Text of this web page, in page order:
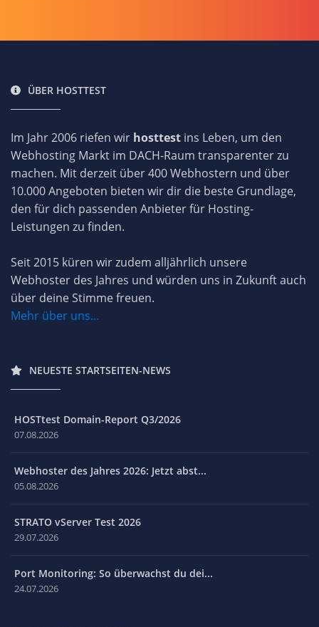
ÜBER HOSTTEST
Im Jahr 2006 riefen wir hosttest ins Leben, um den
Webhosting Markt im DACH-Raum transparenter zu
machen. Mit derzeit über 400 Webhostern und über
10.000 Angeboten bieten wir dir die beste Grundlage,
den für dich passenden Anbieter für Hosting-
Leistungen zu finden.
Seit 2015 küren wir zudem alljährlich unsere
Webhoster des Jahres und würden uns in Zukunft auch
über deine Stimme freuen.
Mehr über uns...
NEUESTE STARTSEITEN-NEWS
HOSTtest Domain-Report Q3/2026
07.08.2026
Webhoster des Jahres 2026: Jetzt abst...
05.08.2026
STRATO vServer Test 2026
29.07.2026
Port Monitoring: So überwachst du dei...
24.07.2026